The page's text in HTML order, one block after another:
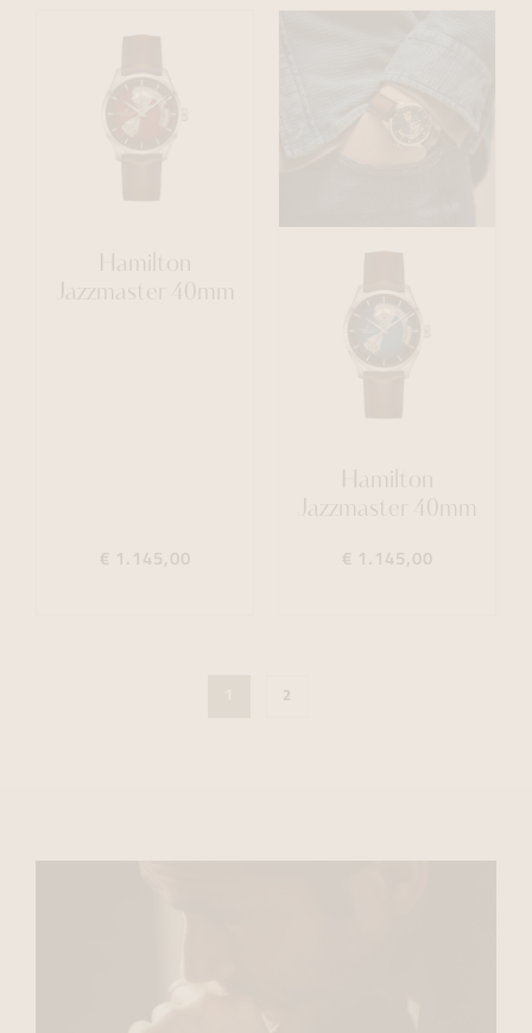
Hamilton
Jazzmaster 40mm
€ 1.145,00
Hamilton
Jazzmaster 40mm
€ 1.145,00
2